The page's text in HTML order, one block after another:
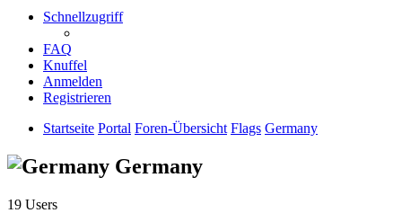
Schnellzugriff
FAQ
Knuffel
Anmelden
Registrieren
Startseite Portal Foren-Übersicht Flags Germany
Germany
19 Users